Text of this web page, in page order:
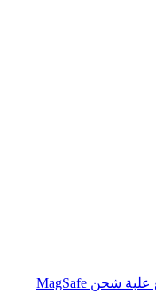
أبل سماعات ايربودز برو (الجيل الثاني) مع علبة شحن MagSafe